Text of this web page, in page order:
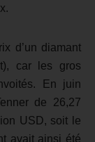
d’un diamant
car les gros
En juin
de 26,27
USD, soit le
avait ainsi été